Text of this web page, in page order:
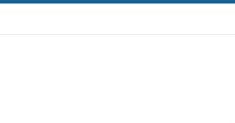
noktaları öneri formunu kullanarak tarafımıza